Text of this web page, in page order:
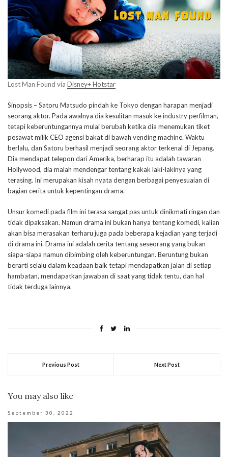
Lost Man Found via Disney+ Hotstar
Sinopsis – Satoru Matsudo pindah ke Tokyo dengan harapan menjadi
seorang aktor. Pada awalnya dia kesulitan masuk ke industry perfilman,
tetapi keberuntungannya mulai berubah ketika dia menemukan tiket
pesawat milik CEO agensi bakat di bawah vending machine. Waktu
berlalu, dan Satoru berhasil menjadi seorang aktor terkenal di Jepang.
Dia mendapat telepon dari Amerika, berharap itu adalah tawaran
Hollywood, dia malah mendengar tentang kakak laki-lakinya yang
terasing. Ini merupakan kisah nyata dengan berbagai penyesuaian di
bagian cerita untuk kepentingan drama.
Unsur komedi pada film ini terasa sangat pas untuk dinikmati ringan dan
tidak dipaksakan. Namun drama ini bukan hanya tentang komedi, kalian
akan bisa merasakan terharu juga pada beberapa kejadian yang terjadi
di drama ini. Drama ini adalah cerita tentang seseorang yang bukan
siapa-siapa namun dibimbing oleh keberuntungan. Beruntung bukan
berarti selalu dalam keadaan baik tetapi mendapatkan jalan di setiap
hambatan, mendapatkan jawaban di saat yang tidak tentu, dan hal
tidak terduga lainnya.
Previous Post Next Post
You may also like
September 30, 2022